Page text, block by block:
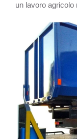
un lavoro agricolo